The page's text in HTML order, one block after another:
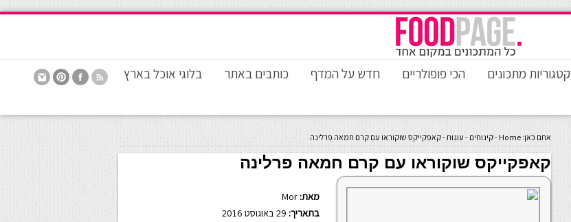
קטגוריות מתכונים הכי פופולריים חדש על המדף כותבים באתר בלוגי אוכל בארץ
אתם כאן: Home
-קינוחים - עוגות-קאפקייקס שוקוראו עם קרם חמאה פרלינה
קאפקייקס שוקוראו עם קרם חמאה פרלינה
מאת: Mor
בתאריך: